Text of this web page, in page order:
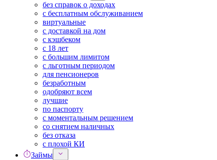
без справок о доходах
с бесплатным обслуживанием
виртуальные
с доставкой на дом
с кэшбеком
с 18 лет
с большим лимитом
с льготным периодом
для пенсионеров
безработным
одобряют всем
лучшие
по паспорту
с моментальным решением
со снятием наличных
без отказа
с плохой КИ
Займы